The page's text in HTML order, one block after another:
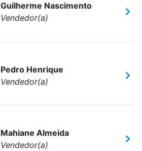
Guilherme Nascimento
Vendedor(a)
Pedro Henrique
Vendedor(a)
Mahiane Almeida
Vendedor(a)